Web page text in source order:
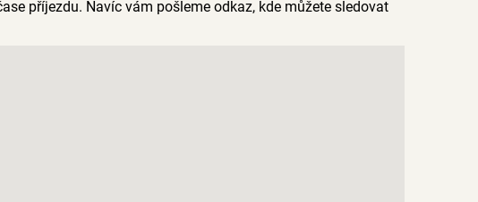
příjezdu. Navíc vám pošleme odkaz, kde můžete sledovat